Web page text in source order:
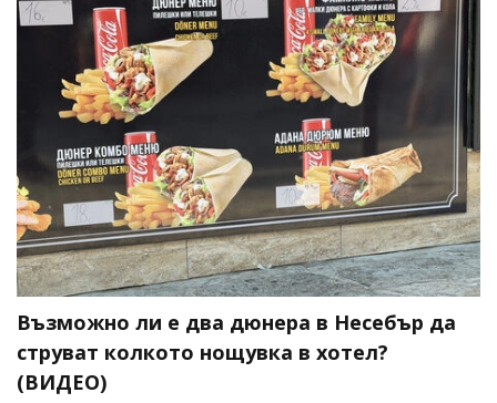
Възможно ли е два дюнера в Несебър да
струват колкото нощувка в хотел?
(ВИДЕО)